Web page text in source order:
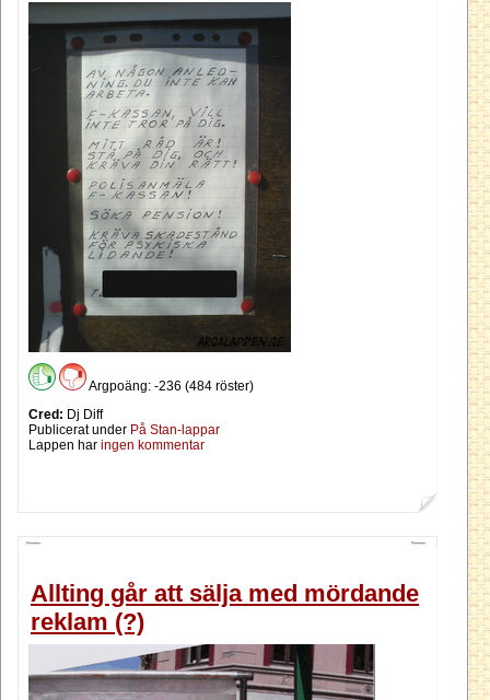
Argpoäng: -236 (484 röster)
Cred: Dj Diff
Publicerat under På Stan-lappar
Lappen har ingen kommentar
Allting går att sälja med mördande
reklam (?)